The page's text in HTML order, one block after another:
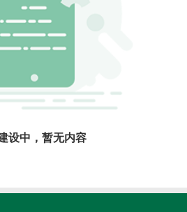
设中，暂无内容